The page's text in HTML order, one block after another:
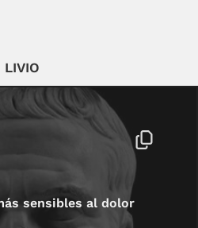
LIVIO
sensibles al dolor